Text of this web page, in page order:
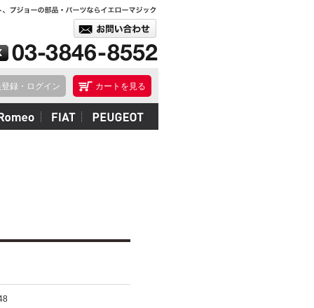
カートを見る
録・ログイン